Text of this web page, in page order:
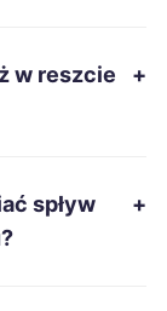
w reszcie
+
spływ
+